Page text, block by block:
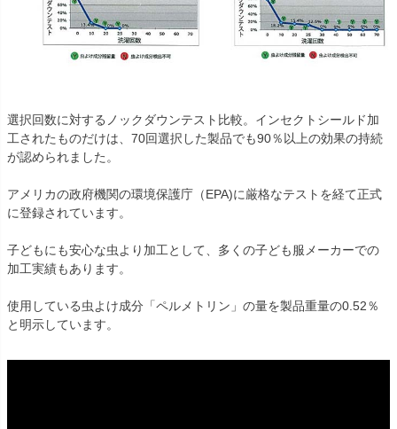
選択回数に対するノックダウンテスト比較。インセクトシールド加
工されたものだけは、70回選択した製品でも90％以上の効果の持続
が認められました。
アメリカの政府機関の環境保護庁（EPA)に厳格なテストを経て正式
に登録されています。
子どもにも安心な虫より加工として、多くの子ども服メーカーでの
加工実績もあります。
使用している虫よけ成分「ペルメトリン」の量を製品重量の0.52％
と明示しています。